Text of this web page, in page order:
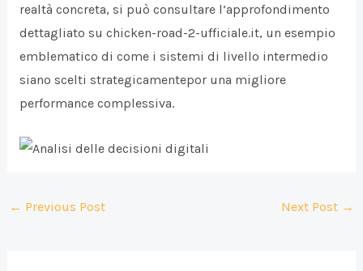
realtà concreta, si può consultare l’approfondimento
dettagliato su chicken-road-2-ufficiale.it, un esempio
emblematico di come i sistemi di livello intermedio
siano scelti strategicamentepor una migliore
performance complessiva.
Post
← Previous Post Next Post →